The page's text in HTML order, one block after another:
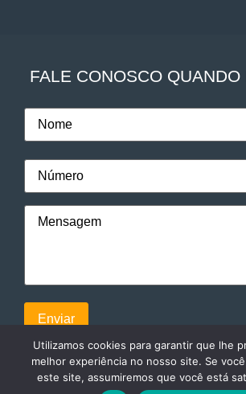
FALE CONOSCO QUANDO
Utilizamos cookies para garantir que lhe
melhor experiência no nosso site. Se
este site, assumiremos que você está